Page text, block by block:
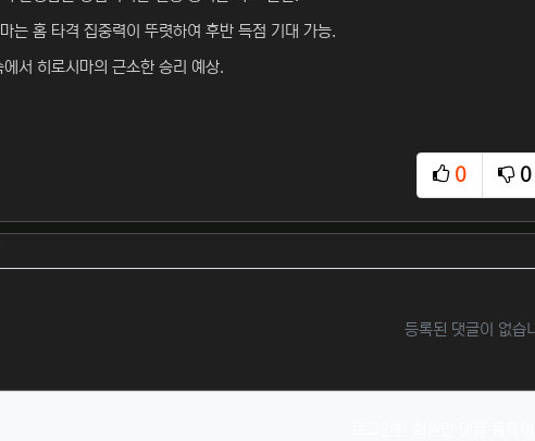
는 홈 타격 집중력이 뚜렷하여 후반 득점 기대 가능.
에서 히로시마의 근소한 승리 예상.
0
추천
0
비
료
등록된 댓글이 없습